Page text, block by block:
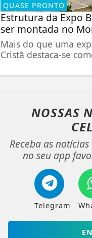
QUASE PRONTO
Estrutura da Expo
ser montada no
Mais do que uma
Cristã destaca-se
NOSSAS
Receba as
no seu app
Telegram